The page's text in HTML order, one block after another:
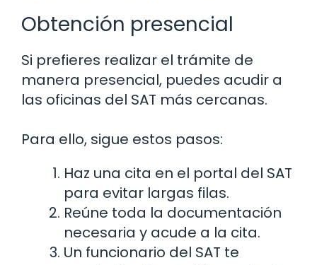
Obtención presencial
Si prefieres realizar el trámite de
manera presencial, puedes acudir a
las oficinas del SAT más cercanas.
Para ello, sigue estos pasos:
Haz una cita en el portal del SAT
para evitar largas filas.
Reúne toda la documentación
necesaria y acude a la cita.
Un funcionario del SAT te